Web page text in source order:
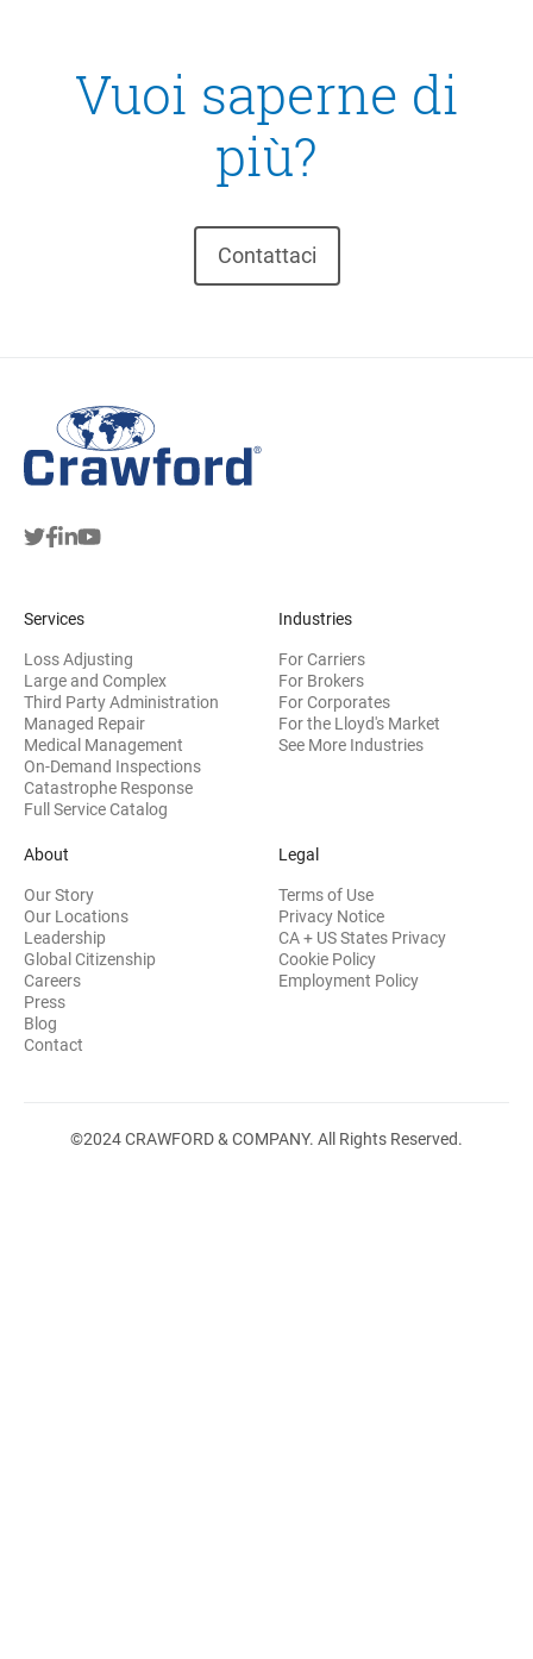
Vuoi saperne di
più?
Contattaci
Services
Loss Adjusting
Large and Complex
Third Party Administration
Managed Repair
Medical Management
On-Demand Inspections
Catastrophe Response
Full Service Catalog
Industries
For Carriers
For Brokers
For Corporates
For the Lloyd's Market
See More Industries
About
Our Story
Our Locations
Leadership
Global Citizenship
Careers
Press
Blog
Contact
Legal
Terms of Use
Privacy Notice
CA + US States Privacy
Cookie Policy
Employment Policy
©2024 CRAWFORD & COMPANY. All Rights Reserved.